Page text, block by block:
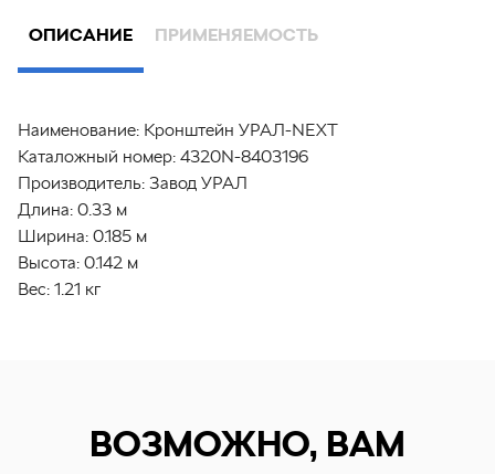
ОПИСАНИЕ ПРИМЕНЯЕМОСТЬ
Наименование: Кронштейн УРАЛ-NEXT
Каталожный номер: 4320N-8403196
Производитель: Завод УРАЛ
Длина: 0.33 м
Ширина: 0.185 м
Высота: 0.142 м
Вес: 1.21 кг
ВОЗМОЖНО, ВАМ